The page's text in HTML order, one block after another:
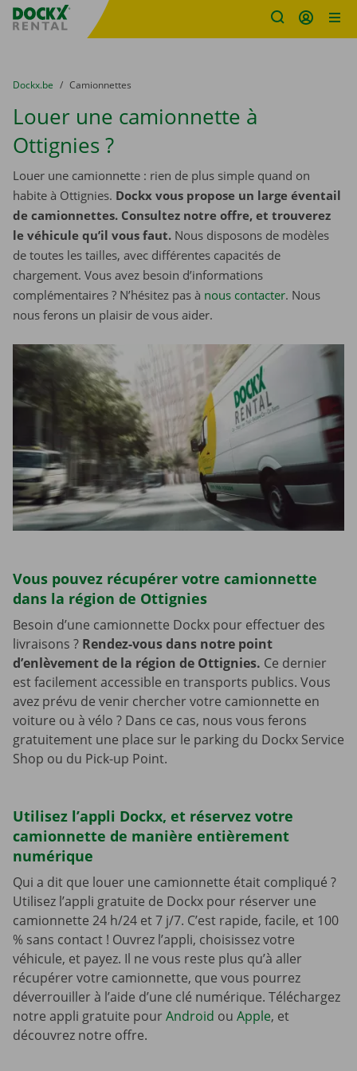
sitename
You are here:
du
Dockx.be to
Camionnettes
Louer une camionnette à
Ottignies ?
Louer une camionnette : rien de plus simple quand on
habite à Ottignies. Dockx vous propose un large éventail
de camionnettes. Consultez notre offre, et trouverez
le véhicule qu’il vous faut. Nous disposons de modèles
de toutes les tailles, avec différentes capacités de
chargement. Vous avez besoin d’informations
complémentaires ? N’hésitez pas à nous contacter. Nous
nous ferons un plaisir de vous aider.
Vous pouvez récupérer votre camionnette
dans la région de Ottignies
Besoin d’une camionnette Dockx pour effectuer des
livraisons ? Rendez-vous dans notre point
d’enlèvement de la région de Ottignies. Ce dernier
est facilement accessible en transports publics. Vous
avez prévu de venir chercher votre camionnette en
voiture ou à vélo ? Dans ce cas, nous vous ferons
gratuitement une place sur le parking du Dockx Service
Shop ou du Pick-up Point.
Utilisez l’appli Dockx, et réservez votre
camionnette de manière entièrement
numérique
Qui a dit que louer une camionnette était compliqué ?
Utilisez l’appli gratuite de Dockx pour réserver une
camionnette 24 h/24 et 7 j/7. C’est rapide, facile, et 100
% sans contact ! Ouvrez l’appli, choisissez votre
véhicule, et payez. Il ne vous reste plus qu’à aller
récupérer votre camionnette, que vous pourrez
déverrouiller à l’aide d’une clé numérique. Téléchargez
notre appli gratuite pourAndroid ou Apple, et
découvrez notre offre.